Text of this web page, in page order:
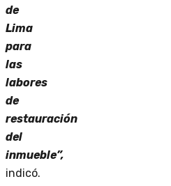
de
Lima
para
las
labores
de
restauración
del
inmueble”,
indicó.